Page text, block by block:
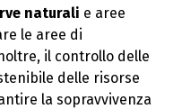
naturali e aree
le aree di
il controllo delle
delle risorse
la sopravvivenza